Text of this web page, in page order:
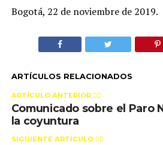
Bogotá, 22 de noviembre de 2019.
ARTÍCULOS RELACIONADOS
ARTÍCULO ANTERIOR 👉🏻
Comunicado sobre el Paro
la coyuntura
SIGUIENTE ARTÍCULO 👈🏻